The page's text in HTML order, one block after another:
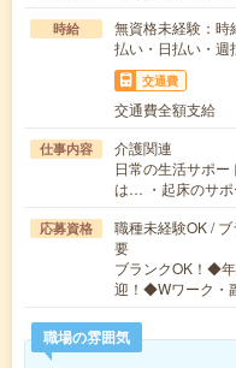
時給
無資格未経験：
払い・日払い・週
交通費
交通費全額支給
仕事内容
介護関連
日常の生活サポ
は… ・起床のサ
応募資格
職種未経験OK /
要
ブランクOK！◆
迎！◆Wワーク・
職場の雰囲気